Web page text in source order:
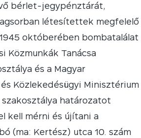
bérlet-jegypénztárát,
létesítettek megfelelő
októberében bombatalálat
Közmunkák Tanácsa
és a Magyar
Közlekedésügyi Minisztérium
határozatot
kell mérni és újítani a
(ma: Kertész) utca 10. szám